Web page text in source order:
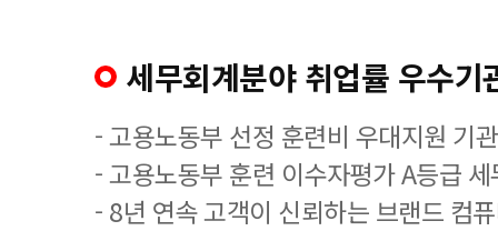
세무회계분야 취업률 우수기
- 고용노동부 선정 훈련비 우대지원 기관
- 고용노동부 훈련 이수자평가 A등급
- 8년 연속 고객이 신뢰하는 브랜드 컴